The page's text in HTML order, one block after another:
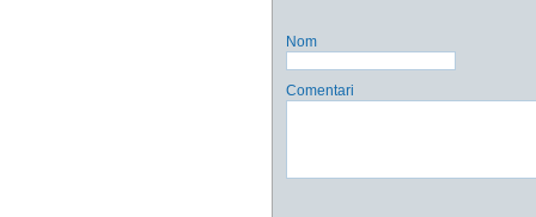
Nom
Comentari